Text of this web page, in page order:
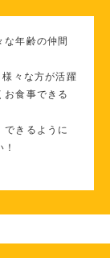
な年齢の仲間
々な方が活躍
お食事できる
できるように